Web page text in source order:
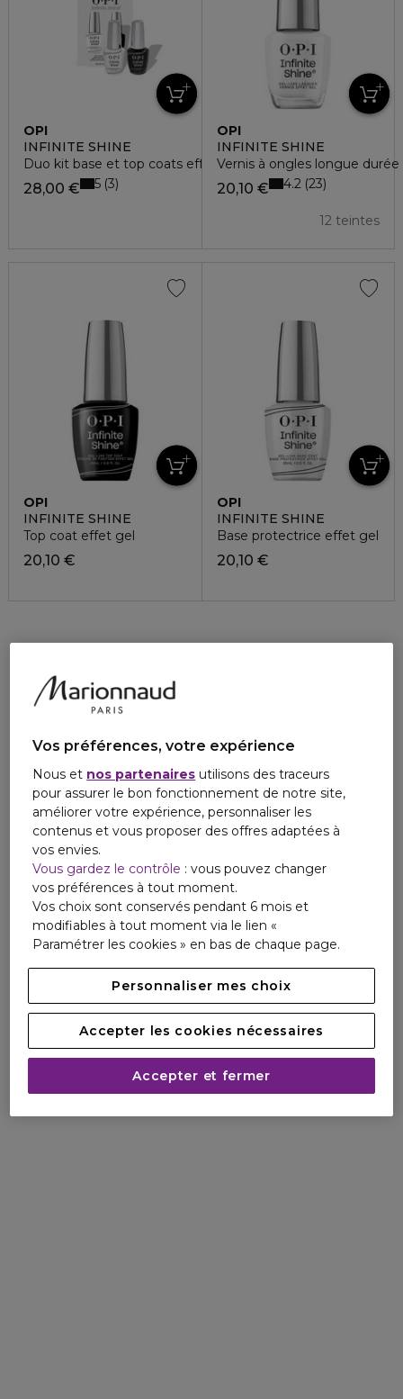
OPI
INFINITE SHINE
Duo kit base et top coats effet gel
28,00 € 5 3
OPI
INFINITE SHINE
Vernis à ongles longue
20,10 €
12 teintes
4.2 23
OPI
INFINITE SHINE
Top coat effet gel
20,10 €
OPI
INFINITE SHINE
Base protectrice effet gel
20,10 €
Vos préférences, votre expérience
Nous et nos partenaires utilisons des traceurs
pour assurer le bon fonctionnement de notre site,
améliorer votre expérience, personnaliser les
contenus et vous proposer des offres adaptées à
vos envies.
Vous gardez le contrôle : vous pouvez changer
vos préférences à tout moment.
Vos choix sont conservés pendant 6 mois et
modifiables à tout moment via le lien «
Paramétrer les cookies » en bas de chaque page.
Personnaliser mes choix
Accepter les cookies nécessaires
Accepter et fermer